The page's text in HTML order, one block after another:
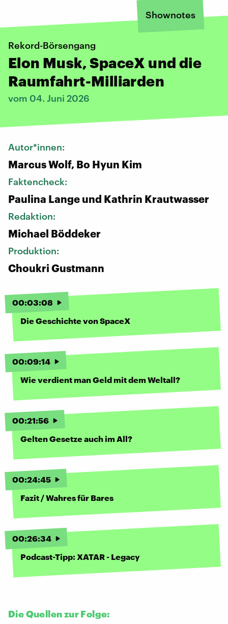
Shownotes
Rekord-Börsengang
Elon Musk, SpaceX und die
Raumfahrt-Milliarden
vom 04. Juni 2026
Autor*innen:
Marcus Wolf, Bo Hyun Kim
Faktencheck:
Paulina Lange und Kathrin Krautwasser
Redaktion:
Michael Böddeker
Produktion:
Choukri Gustmann
00:03:08
Die Geschichte von SpaceX
00:09:14
Wie verdient man Geld mit dem Weltall?
00:21:56
Gelten Gesetze auch im All?
00:24:45
Fazit / Wahres für Bares
00:26:34
Podcast-Tipp: XATAR - Legacy
Die Quellen zur Folge: